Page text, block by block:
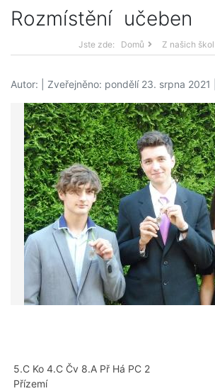
Rozmístění učeben
Jste zde: Domů Z našich škol
Autor: | Zveřejněno: pondělí 23. srpna 2021 |
5.C Ko 4.C Čv 8.A Př Há PC 2
Přízemí